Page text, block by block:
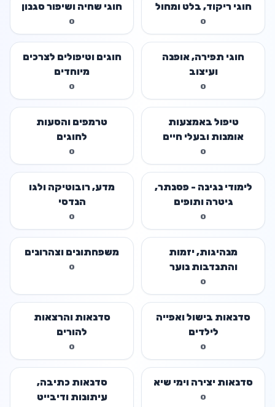
חוגי ריקוד, בלט ומחול
0
חוגי שחיה ושיפור סגנון
0
חוגי תפירה, אופנה
ועיצוב
0
חוגים וטיפולים לצרכים
מיוחדים
0
טיפול באמצעות
אומנות ובעלי חיים
0
טרמפים והסעות
לחוגים
0
לימודי נגינה - פסנתר,
גיטרה ותופים
0
מדע, רובוטיקה ולגו
הנדסי
0
מנהיגות, יזמות
והתנדבות נוער
0
משפחתונים וצהרונים
0
סדנאות בישול ואפייה
לילדים
0
סדנאות והרצאות
להורים
0
סדנאות יצירה וימי שיא
0
סדנאות כתיבה,
עיתונות ודיבייט